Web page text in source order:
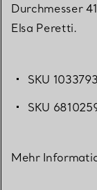
Durchmesser
Elsa Peretti.
SKU
SKU
Mehr